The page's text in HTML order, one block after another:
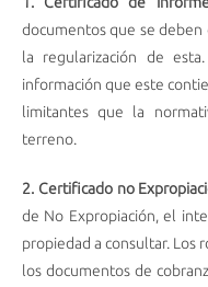
documentos que se
la regularización de
información que este
limitantes que la
terreno.
2. Certificado no
de No Expropiación, el
propiedad a consultar. Los
los documentos de